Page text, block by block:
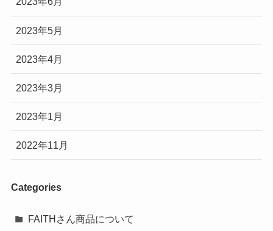
2023年5月
2023年4月
2023年3月
2023年1月
2022年11月
Categories
FAITHさん商品について